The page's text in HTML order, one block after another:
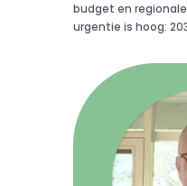
budget en
urgentie is hoog: